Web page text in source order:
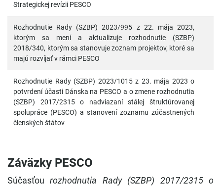
Strategickej revízii PESCO
Rozhodnutie Rady (SZBP) 2023/995 z 22. mája 2023,
ktorým sa mení a aktualizuje rozhodnutie (SZBP)
2018/340, ktorým sa stanovuje zoznam projektov, ktoré sa
majú rozvíjať v rámci PESCO
Rozhodnutie Rady (SZBP) 2023/1015 z 23. mája 2023 o
potvrdení účasti Dánska na PESCO a o zmene rozhodnutia
(SZBP) 2017/2315 o nadviazaní stálej štruktúrovanej
spolupráce (PESCO) a stanovení zoznamu zúčastnených
členských štátov
Záväzky PESCO
Súčasťourozhodnutia Rady (SZBP) 2017/2315 o